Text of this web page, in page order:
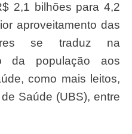
2,1 bilhões para 4,2
aproveitamento das
se traduz na
da população aos
como mais leitos,
Saúde (UBS), entre